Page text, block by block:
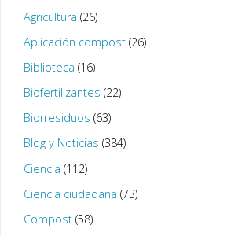
Agricultura (26)
Aplicación compost(26)
Biblioteca (16)
Biofertilizantes (22)
Biorresiduos (63)
Blog y Noticias (384)
Ciencia (112)
Ciencia ciudadana (73)
Compost(58)